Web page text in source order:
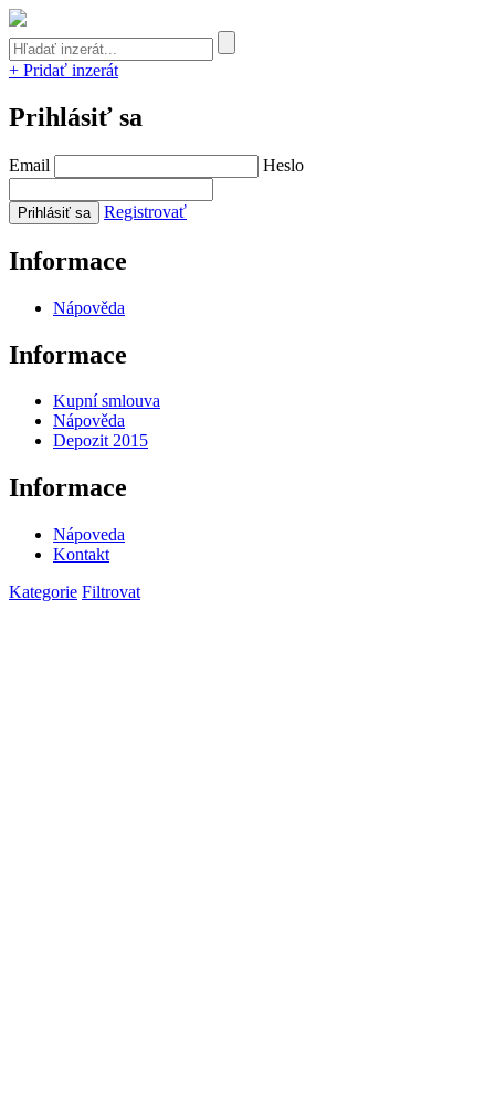
+ Pridať inzerát
Prihlásiť sa
Email Heslo
Registrovať
Informace
Nápověda
Informace
Kupní smlouva
Nápověda
Depozit 2015
Informace
Nápoveda
Kontakt
Kategorie Filtrovat